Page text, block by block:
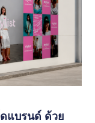
ดแบรนด์ ด้วย